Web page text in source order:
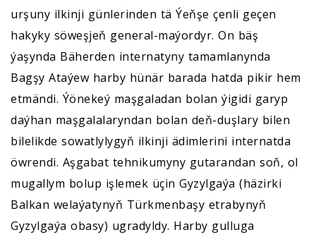
urşuny ilkinji günlerinden tä Ýeňşe çenli geçen
hakyky söweşjeň general-maýordyr. On bäş
ýaşynda Bäherden internatyny tamamlanynda
Bagşy Ataýew harby hünär barada hatda pikir hem
etmändi. Ýönekeý maşgaladan bolan ýigidi garyp
daýhan maşgalalaryndan bolan deň-duşlary bilen
bilelikde sowatlylygyň ilkinji ädimlerini internatda
öwrendi. Aşgabat tehnikumyny gutarandan soň, ol
mugallym bolup işlemek üçin Gyzylgaýa (häzirki
Balkan welaýatynyň Türkmenbaşy etrabynyň
Gyzylgaýa obasy) ugradyldy. Harby gulluga